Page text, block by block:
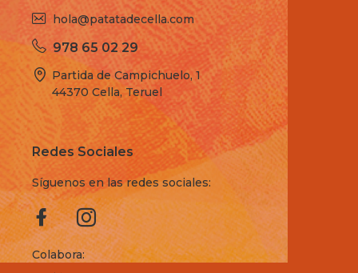
hola@patatadecella.com
978 65 02 29
Partida de Campichuelo, 1
44370 Cella, Teruel
Redes Sociales
Síguenos en las redes sociales:
Colabora: